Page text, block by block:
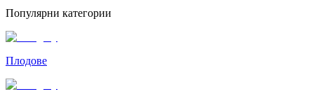
Популярни категории
Плодове